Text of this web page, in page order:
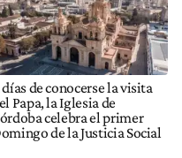
días de conocerse la visita
Papa, la Iglesia de
celebra el primer
de la Justicia Social